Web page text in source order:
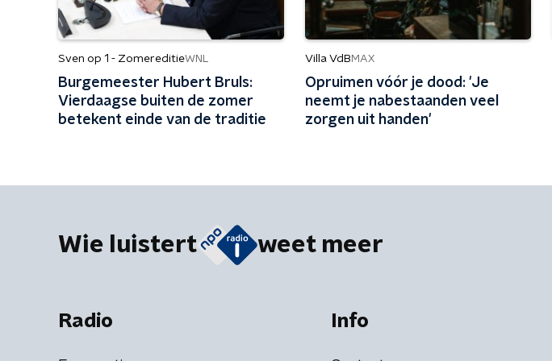
Sven op 1 - ZomereditieWNL
Burgemeester Hubert Bruls:
Vierdaagse buiten de zomer
betekent einde van de traditie
Villa VdB MAX
Opruimen vóór je dood: 'Je
neemt je nabestaanden veel
zorgen uit handen'
Wie luistert weet meer
Radio Info